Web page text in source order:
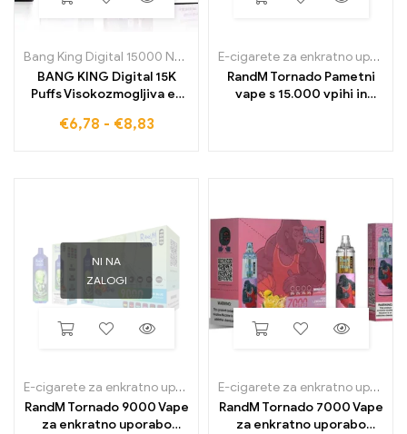
Bang King Digital 15000 Napihnjenci
BANG KING Digital 15K
Puffs Visokozmogljiva e-
uporabo z intenzivnim
€6,78 - €8,83
E-cigarete za enkratno uporabo
RandM Tornado Pametni
vape s 15.000 vpihi in
NI NA
ZALOGI
E-cigarete za enkratno uporabo
E-cigarete za enkratno uporabo
RandM Tornado 9000 Vape
za enkratno uporabo
E-cigarete za enkratno uporabo
RandM Tornado 7000 Vape
za enkratno uporabo